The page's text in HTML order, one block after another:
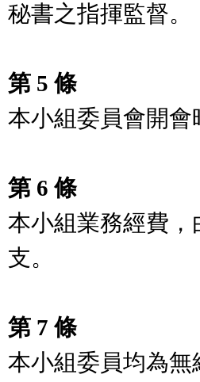
秘書之指揮監督。
第 5 條
本小組委員會開
第 6 條
本小組業務經費
支。
第 7 條
本小組委員均為無